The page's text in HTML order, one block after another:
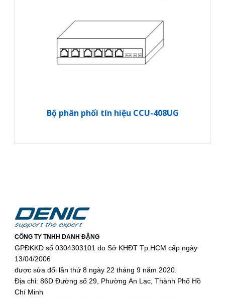
Bộ phân phối tín hiệu CCU-408UG
CÔNG TY TNHH DANH ĐẶNG
GPĐKKD số 0304303101 do Sở KHĐT Tp.HCM cấp ngày
13/04/2006
được sửa đổi lần thứ 8 ngày 22 tháng 9 năm 2020.
Địa chỉ: 86D Đường số 29, Phường An Lạc, Thành Phố Hồ
Chí Minh